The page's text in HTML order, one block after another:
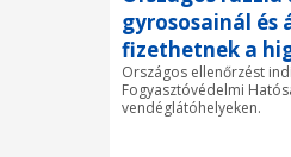
gyrososainál és
fizethetnek a
Országos ellenőrzést
Fogyasztóvédelmi
vendéglátóhelyeken.